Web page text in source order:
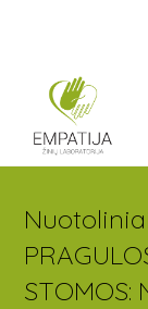
STOMOS: